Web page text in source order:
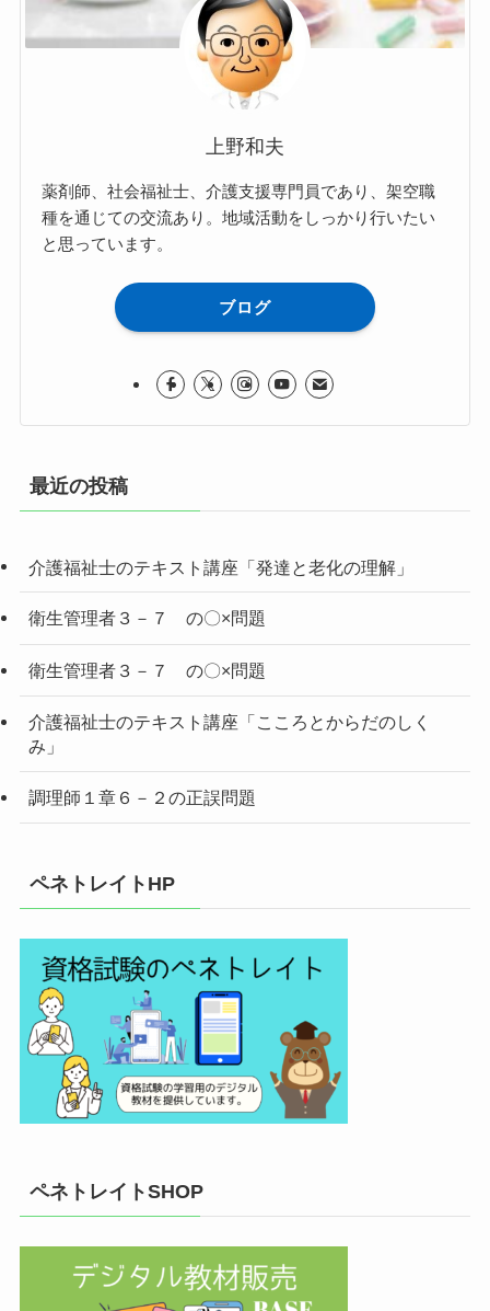
上野和夫
薬剤師、社会福祉士、介護支援専門員であり、架空職
種を通じての交流あり。地域活動をしっかり行いたい
と思っています。
ブログ
最近の投稿
介護福祉士のテキスト講座「発達と老化の理解」
衛生管理者３－７ の〇×問題
衛生管理者３－７ の〇×問題
介護福祉士のテキスト講座「こころとからだのしく
み」
調理師１章６－２の正誤問題
ペネトレイトHP
ペネトレイトSHOP